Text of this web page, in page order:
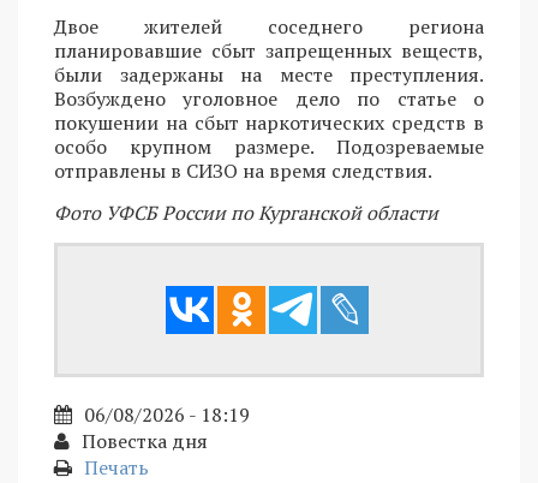
Двое жителей соседнего региона
планировавшие сбыт запрещенных веществ,
были задержаны на месте преступления.
Возбуждено уголовное дело по статье о
покушении на сбыт наркотических средств в
особо крупном размере. Подозреваемые
отправлены в СИЗО на время следствия.
Фото УФСБ России по Курганской области
06/08/2026 - 18:19
Повестка дня
Печать